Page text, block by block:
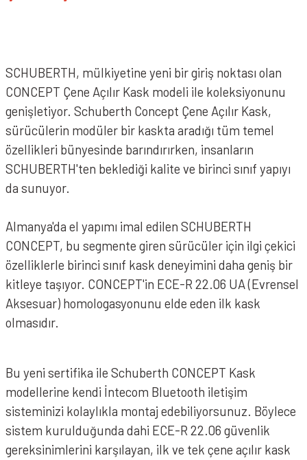
SCHUBERTH, mülkiyetine yeni bir giriş noktası olan
CONCEPT Çene Açılır Kask modeli ile koleksiyonunu
genişletiyor. Schuberth Concept Çene Açılır Kask,
sürücülerin modüler bir kaskta aradığı tüm temel
özellikleri bünyesinde barındırırken, insanların
SCHUBERTH'ten beklediği kalite ve birinci sınıf yapıyı
da sunuyor.
Almanya'da el yapımı imal edilen SCHUBERTH
CONCEPT, bu segmente giren sürücüler için ilgi çekici
özelliklerle birinci sınıf kask deneyimini daha geniş bir
kitleye taşıyor. CONCEPT'in ECE-R 22.06 UA (Evrensel
Aksesuar) homologasyonunu elde eden ilk kask
olmasıdır.
Bu yeni sertifika ile Schuberth CONCEPT Kask
modellerine kendi İntecom Bluetooth iletişim
sisteminizi kolaylıkla montaj edebiliyorsunuz. Böylece
sistem kurulduğunda dahi ECE-R 22.06 güvenlik
gereksinimlerini karşılayan, ilk ve tek çene açılır kask